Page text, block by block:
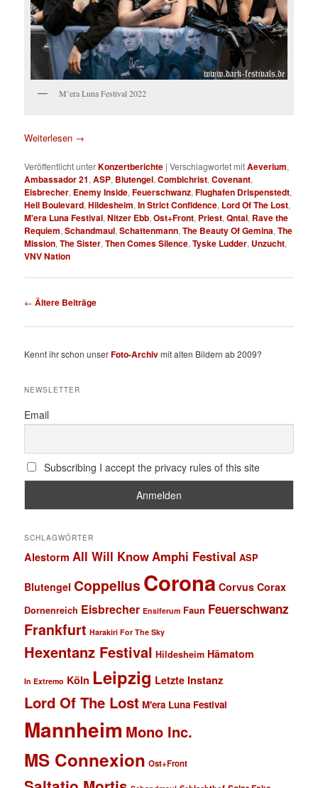
M’era Luna Festival 2022
Weiterlesen →
Veröffentlicht unterKonzertberichte |Verschlagwortet mitAeverium,
Ambassador 21,ASP, Blutengel,Combichrist,Covenant,
Eisbrecher, Enemy Inside,Feuerschwanz,Flughafen Drispenstedt,
Hell Boulevard,Hildesheim,In Strict Confidence, Lord Of The Lost,
M'era Luna Festival,Nitzer Ebb,Ost+Front, Priest,Qntal, Rave the
Requiem,Schandmaul,Schattenmann,The Beauty Of Gemina,The
Mission,The Sister,Then Comes Silence,Tyske Ludder, Unzucht,
VNV Nation
Beitragsnavigation
← Ältere Beiträge
Kennt ihr schon unserFoto-Archivmit alten Bildern ab 2009?
NEWSLETTER
Email
Subscribing I accept the privacy rules of this site
SCHLAGWÖRTER
Alestorm All Will KnowAmphi Festival ASP
Blutengel Coppelius Corona Corvus Corax
Dornenreich Eisbrecher Ensiferum Faun Feuerschwanz
Frankfurt Harakiri For The Sky
Hexentanz Festival Hildesheim Hämatom
In Extremo Köln Leipzig Letzte Instanz
Lord Of The Lost M'era Luna Festival
Mannheim Mono Inc.
MS Connexion Ost+Front